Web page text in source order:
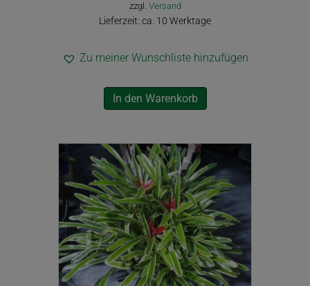
zzgl. Versand
Lieferzeit: ca. 10 Werktage
Zu meiner Wunschliste hinzufügen
In den Warenkorb